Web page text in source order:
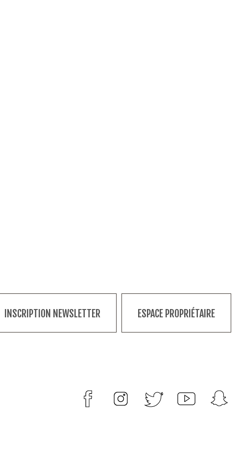
INSCRIPTION NEWSLETTER ESPACE PROPRIÉTAIRE